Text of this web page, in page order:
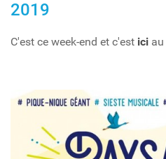
2019
C'est ce week-end et c'est ici au